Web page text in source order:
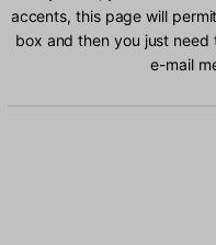
accents, this page will
box and then you just
e-mail